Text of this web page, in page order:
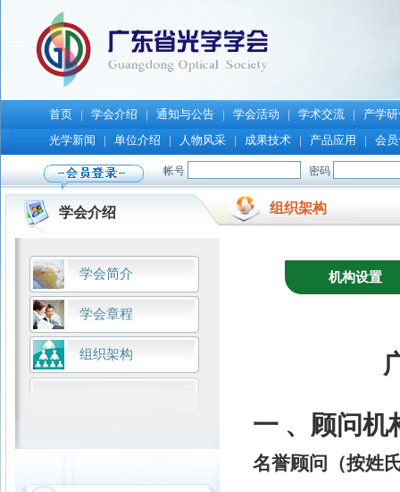
首页 学会介绍 通知与公告 学会活动 学术交流
产学
光学新闻
单位介绍 人物风采 成果技术 产品应用 会
学会介绍
学会简介
学会章程
组织架构
组织架构
机构设置
一 、顾问机
名誉顾问（按姓